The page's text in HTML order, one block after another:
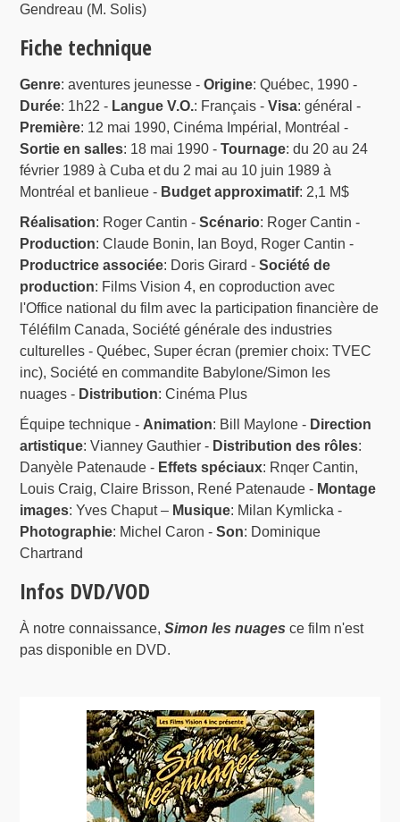
Gendreau (M. Solis)
Fiche technique
Genre: aventures jeunesse -Origine: Québec, 1990 -
Durée: 1h22 - Langue V.O.: Français -Visa: général -
Première: 12 mai 1990, Cinéma Impérial, Montréal -
Sortie en salles: 18 mai 1990 -Tournage: du 20 au 24
février 1989 à Cuba et du 2 mai au 10 juin 1989 à
Montréal et banlieue - Budget approximatif: 2,1 M$
Réalisation: Roger Cantin -Scénario: Roger Cantin -
Production: Claude Bonin, Ian Boyd, Roger Cantin -
Productrice associée: Doris Girard -Société de
production: Films Vision 4, en coproduction avec
l'Office national du film avec la participation financière de
Téléfilm Canada, Société générale des industries
culturelles - Québec, Super écran (premier choix: TVEC
inc), Société en commandite Babylone/Simon les
nuages - Distribution: Cinéma Plus
Équipe technique - Animation: Bill Maylone - Direction
artistique: Vianney Gauthier - Distribution des rôles:
Danyèle Patenaude - Effets spéciaux: Rnqer Cantin,
Louis Craig, Claire Brisson, René Patenaude - Montage
images: Yves Chaput – Musique: Milan Kymlicka -
Photographie: Michel Caron -Son: Dominique
Chartrand
Infos DVD/VOD
À notre connaissance,Simon les nuages ce film n'est
pas disponible en DVD.